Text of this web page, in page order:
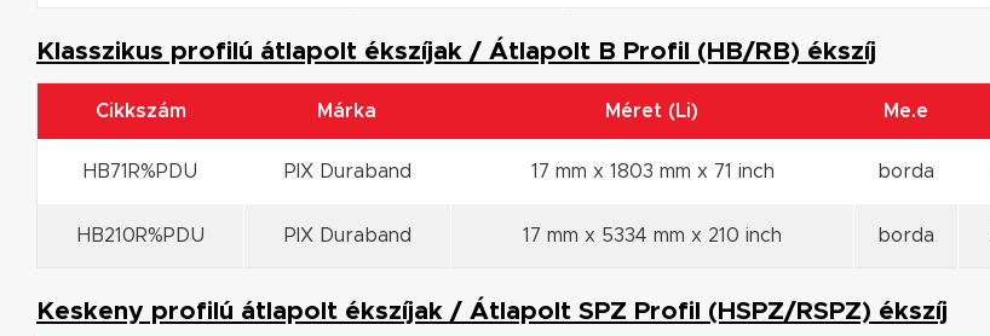
Klasszikus profilú átlapolt ékszíjak / Átlapolt B Profil (HB/RB) ékszíj
Cikkszám Márka Méret (Li) Me.e
HB71R%PDU PIX Duraband 17 mm x 1803 mm x 71 inch borda
HB210R%PDU PIX Duraband 17 mm x 5334 mm x 210 inch borda
Keskeny profilú átlapolt ékszíjak / Átlapolt SPZ Profil (HSPZ/RSPZ) ékszíj